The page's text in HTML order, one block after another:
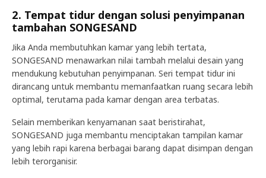
2. Tempat tidur dengan solusi penyimpanan
tambahan SONGESAND
Jika Anda membutuhkan kamar yang lebih tertata,
SONGESAND menawarkan nilai tambah melalui desain yang
mendukung kebutuhan penyimpanan. Seri tempat tidur ini
dirancang untuk membantu memanfaatkan ruang secara lebih
optimal, terutama pada kamar dengan area terbatas.
Selain memberikan kenyamanan saat beristirahat,
SONGESAND juga membantu menciptakan tampilan kamar
yang lebih rapi karena berbagai barang dapat disimpan dengan
lebih terorganisir.